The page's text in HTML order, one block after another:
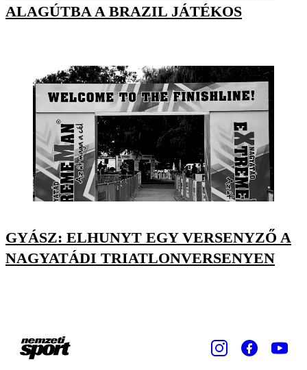
ALAGÚTBA A BRAZIL JÁTÉKOS
GYÁSZ: ELHUNYT EGY VERSENYZŐ A
NAGYATÁDI TRIATLONVERSENYEN